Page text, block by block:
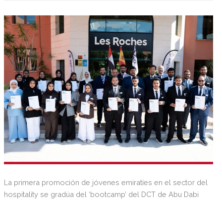
La primera promoción de jóvenes emiratíes en el sector del
hospitality se gradúa del ‘bootcamp’ del DCT de Abu Dabi